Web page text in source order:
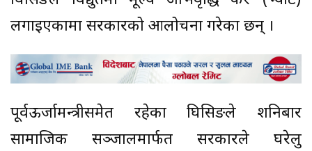
लगाइएकामा सरकारको आलोचना गरेका छन् ।
पूर्वऊर्जामन्त्रीसमेत रहेका घिसिङले शनिबार
सामाजिक सञ्जालमार्फत सरकारले घरेलु